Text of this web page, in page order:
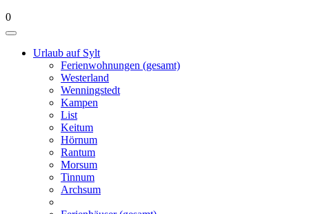
0
Urlaub auf Sylt
Ferienwohnungen (gesamt)
Westerland
Wenningstedt
Kampen
List
Keitum
Hörnum
Rantum
Morsum
Tinnum
Archsum